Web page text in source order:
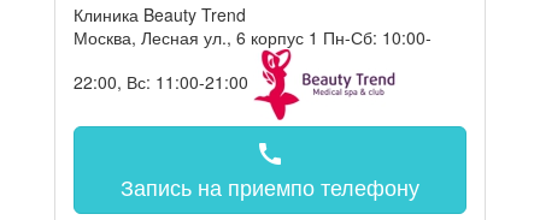
Клиника Beauty Trend
Москва, Лесная ул., 6 корпус 1 Пн-Сб: 10:00-
22:00, Вс: 11:00-21:00
call
Запись на приемпо телефону